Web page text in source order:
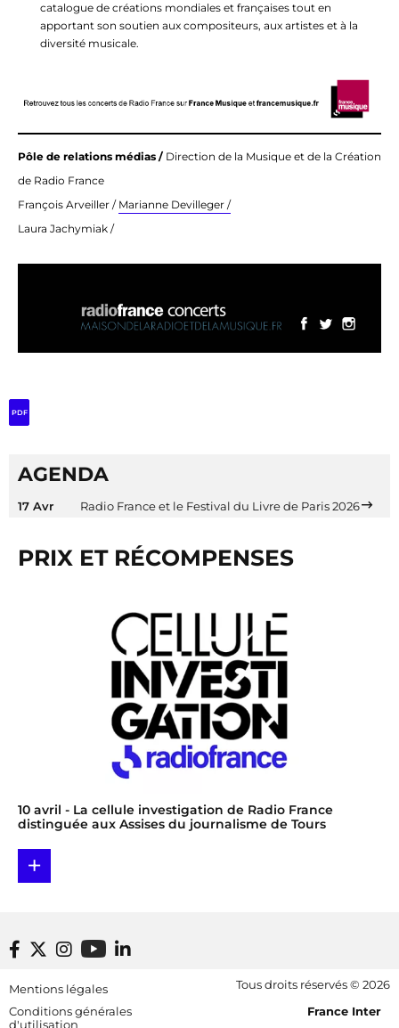
catalogue de créations mondiales et françaises tout en
apportant son soutien aux compositeurs, aux artistes et à la
diversité musicale.
Pôle de relations médias / Direction de la Musique et de la Création
de Radio France
François Arveiller / Marianne Devilleger /
Laura Jachymiak /
PDF
AGENDA
17 Avr Radio France et le Festival du Livre de Paris 2026
PRIX ET RÉCOMPENSES
10 avril - La cellule investigation de Radio France
distinguée aux Assises du journalisme de Tours
+
Footer bottom
Mentions légales
Conditions générales
d'utilisation
Tous droits réservés © 2026
[RDF] Pied de page - Mobile
France Inter